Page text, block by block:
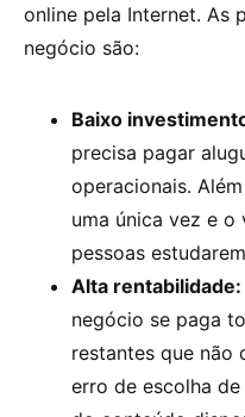
online pela Internet. As
negócio são:
Baixo
precisa pagar
operacionais.
uma única vez e o
pessoas
Alta rentabilidade:
negócio se paga
restantes que não
erro de escolha